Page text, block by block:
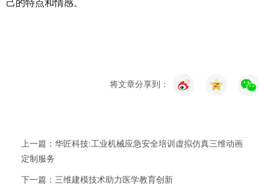
将文章分享到：
上一篇：华匠科技:工业机械应急安全培训虚拟仿真三维动画
定制服务
下一篇：三维建模技术助力医学教育创新